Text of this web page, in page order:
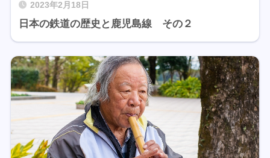
2023年2月18日
日本の鉄道の歴史と鹿児島線 その２